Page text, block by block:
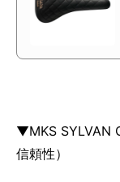
▼MKS SYLVAN
信頼性）